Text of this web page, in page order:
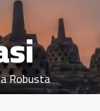
Robusta